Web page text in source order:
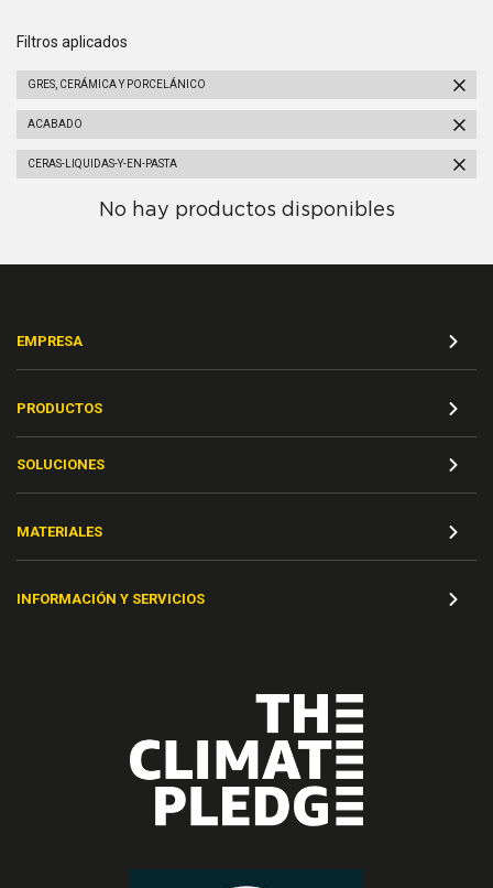
Filtros aplicados
GRES, CERÁMICA Y PORCELÁNICO
ACABADO
CERAS-LIQUIDAS-Y-EN-PASTA
No hay productos disponibles
EMPRESA
PRODUCTOS
SOLUCIONES
MATERIALES
INFORMACIÓN Y SERVICIOS